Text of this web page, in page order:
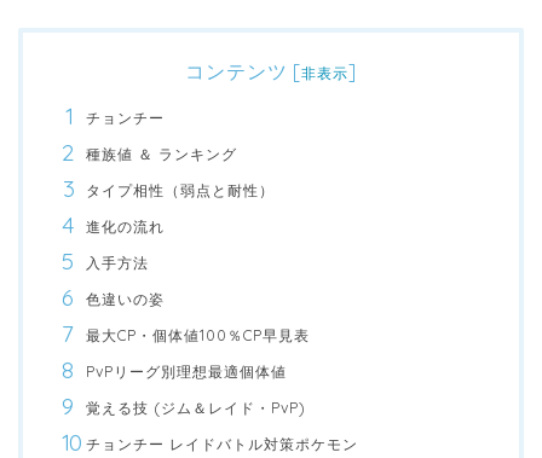
コンテンツ [非表示]
チョンチー
種族値 ＆ ランキング
タイプ相性（弱点と耐性）
進化の流れ
入手方法
色違いの姿
最大CP・個体値100％CP早見表
PvPリーグ別理想最適個体値
覚える技 (ジム＆レイド・PvP)
チョンチー レイドバトル対策ポケモン